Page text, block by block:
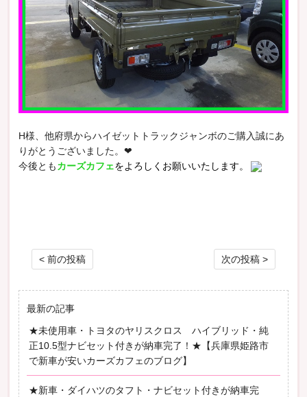
H様、他府県からハイゼットトラックジャンボのご購入誠にあ
りがとうございました。❤
今後ともカーズカフェをよろしくお願いいたします。
投稿ナビゲーション
< 前の投稿 次の投稿 >
最新の記事
★未使用車・トヨタのヤリスクロス ハイブリッド・純
正10.5型ナビセット付きが納車完了！★【兵庫県姫路市
で新車が安いカーズカフェのブログ】
★新車・ダイハツのタフト・ナビセット付きが納車完